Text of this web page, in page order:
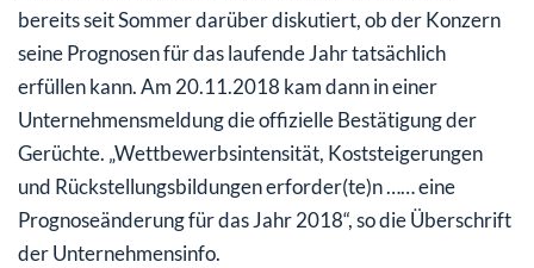
bereits seit Sommer darüber diskutiert, ob der Konzern
seine Prognosen für das laufende Jahr tatsächlich
erfüllen kann. Am 20.11.2018 kam dann in einer
Unternehmensmeldung die offizielle Bestätigung der
Gerüchte. „Wettbewerbsintensität, Koststeigerungen
und Rückstellungsbildungen erforder(te)n …… eine
Prognoseänderung für das Jahr 2018“, so die Überschrift
der Unternehmensinfo.